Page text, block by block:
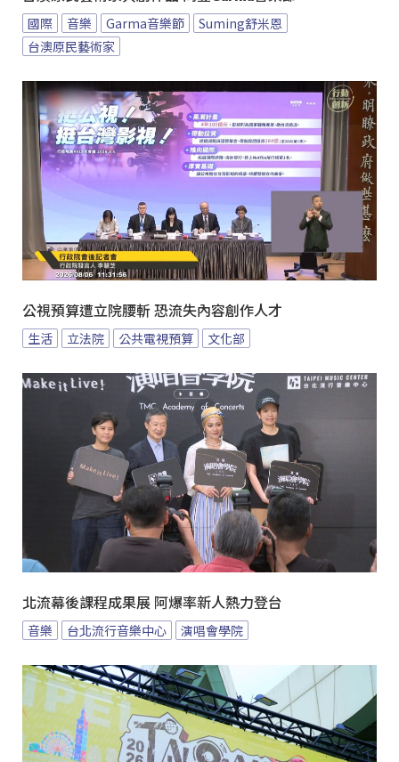
國際 音樂 Garma音樂節
Suming舒米恩
台澳原民藝術家
公視預算遭立院腰斬 恐流失內容創作人才
生活 立法院 公共電視預算 文化部
北流幕後課程成果展 阿爆率新人熱力登台
音樂 台北流行音樂中心 演唱會學院